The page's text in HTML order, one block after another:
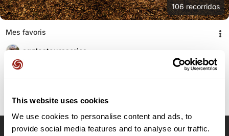
This website uses cookies
We use cookies to personalise content and ads, to
provide social media features and to analyse our traffic.
106 recorridos
Mes favoris
agglostoursseries